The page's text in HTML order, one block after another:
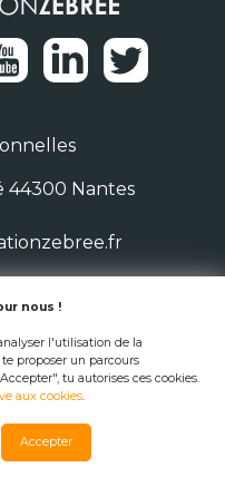
44300 Nantes
2026
nous !
l'utilisation de la
proposer un parcours
tu autorises ces cookies.
aux cookies.
Accepter